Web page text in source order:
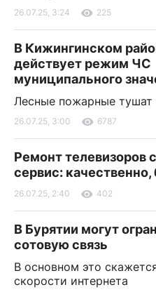
26.07.25, 3:24 225
В Кижингинском
действует режим ЧС
муниципального
Лесные пожарные тушат
26.07.25, 3:00 6787
Ремонт телевизоров
сервис:
26.07.25, 2:40 402
В Бурятии могут
сотовую связь
В основном это
скорости интернета